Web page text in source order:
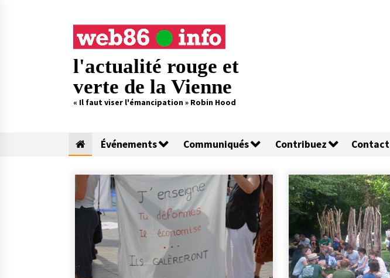
l'actualité rouge et
verte de la Vienne
« Il faut viser l'émancipation » Robin Hood
Événements Communiqués Contribuez Contact